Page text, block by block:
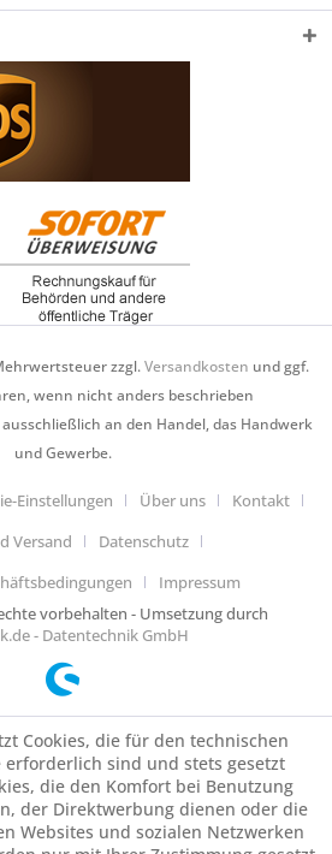
zzgl.Versandkosten und ggf.
wenn nicht anders beschrieben
an den Handel, das Handwerk
und Gewerbe.
Einstellungen Über uns
Kontakt
Versand
Datenschutz
Impressum
vorbehalten - Umsetzung durch
- Datentechnik GmbH
Cookies, die für den technischen
erforderlich sind und stets gesetzt
die den Komfort bei Benutzung
der Direktwerbung dienen oder die
Websites und sozialen Netzwerken